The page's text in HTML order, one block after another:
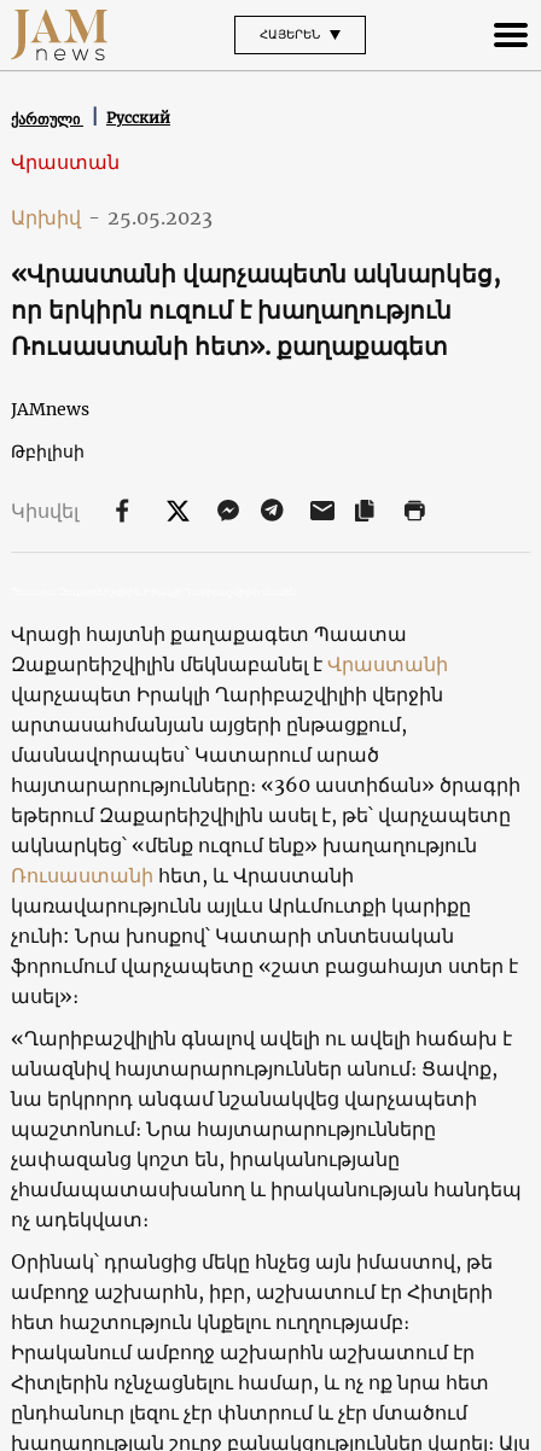
ՀԱՅԵՐԵՆ
ქართული Русский
Վրաստան
Արխիվ - 25.05.2023
«Վրաստանի վարչապետն ակնարկեց,
որ երկիրն ուզում է խաղաղություն
Ռուսաստանի հետ». քաղաքագետ
JAMnews
Թբիլիսի
Կիսվել
Վրացի հայտնի քաղաքագետ Պաատա
Զաքարեիշվիլին մեկնաբանել է Վրաստանի
վարչապետ Իրակլի Ղարիբաշվիլիի վերջին
արտասահմանյան այցերի ընթացքում,
մասնավորապես՝ Կատարում արած
հայտարարությունները։ «360 աստիճան» ծրագրի
եթերում Զաքարեիշվիլին ասել է, թե՝ վարչապետը
ակնարկեց՝ «մենք ուզում ենք» խաղաղություն
Ռուսաստանի հետ, և Վրաստանի
կառավարությունն այլևս Արևմուտքի կարիքը
չունի: Նրա խոսքով՝ Կատարի տնտեսական
ֆորումում վարչապետը «շատ բացահայտ ստեր է
ասել»։
«Ղարիբաշվիլին գնալով ավելի ու ավելի հաճախ է
անազնիվ հայտարարություններ անում։ Ցավոք,
նա երկրորդ անգամ նշանակվեց վարչապետի
պաշտոնում։ Նրա հայտարարությունները
չափազանց կոշտ են, իրականությանը
չհամապատասխանող և իրականության հանդեպ
ոչ ադեկվատ։
Օրինակ՝ դրանցից մեկը հնչեց այն իմաստով, թե
ամբողջ աշխարհն, իբր, աշխատում էր Հիտլերի
հետ հաշտություն կնքելու ուղղությամբ։
Իրականում ամբողջ աշխարհն աշխատում էր
Հիտլերին ոչնչացնելու համար, և ոչ ոք նրա հետ
ընդհանուր լեզու չէր փնտրում և չէր մտածում
խաղաղության շուրջ բանակցություններ վարել։ Այս